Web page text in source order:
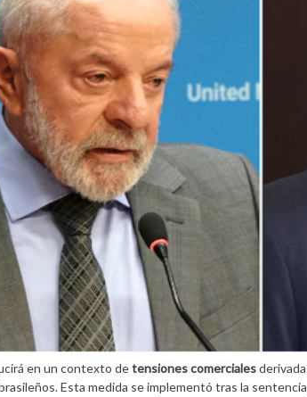
en un contexto detensiones comerciales
Esta medida se implementó tras la